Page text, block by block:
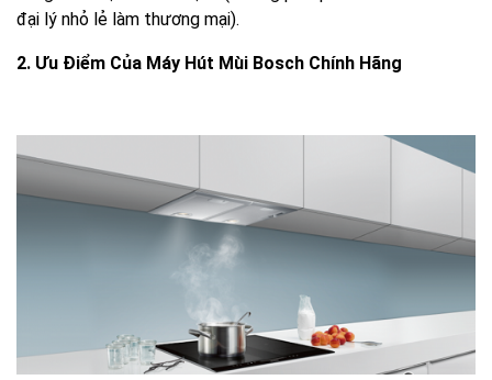
đại lý nhỏ lẻ làm thương mại).
2. Ưu Điểm Của Máy Hút Mùi Bosch Chính Hãng